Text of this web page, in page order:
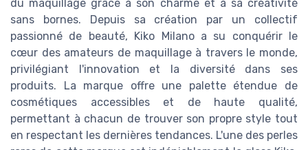
du maquillage grâce à son charme et à sa créativité
sans bornes. Depuis sa création par un collectif
passionné de beauté, Kiko Milano a su conquérir le
cœur des amateurs de maquillage à travers le monde,
privilégiant l'innovation et la diversité dans ses
produits. La marque offre une palette étendue de
cosmétiques accessibles et de haute qualité,
permettant à chacun de trouver son propre style tout
en respectant les dernières tendances. L'une des perles